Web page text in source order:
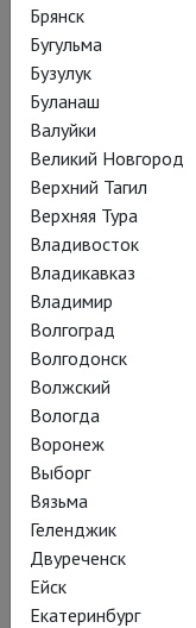
Брянск
Бугульма
Бузулук
Буланаш
Валуйки
Великий Новгород
Верхний Тагил
Верхняя Тура
Владивосток
Владикавказ
Владимир
Волгоград
Волгодонск
Волжский
Вологда
Воронеж
Выборг
Вязьма
Геленджик
Двуреченск
Ейск
Екатеринбург